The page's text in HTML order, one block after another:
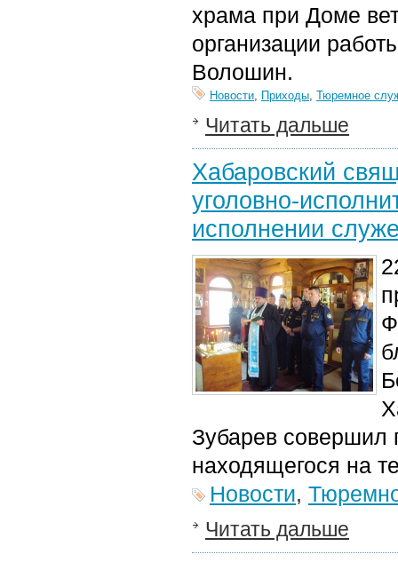
храма при Доме
организации
Волошин.
Новости, Приходы, Тюремное
Читать дальше
Хабаровский
уголовно-
исполнении
Зубарев совершил
находящегося на
Новости,
Читать дальше